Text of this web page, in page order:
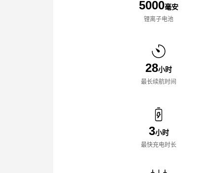
5000毫安
锂离子电池
28小时
最长续航时间
3小时
最快充电时长